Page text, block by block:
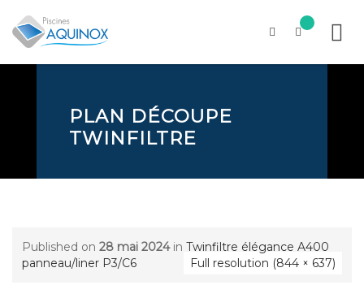
PLAN DÉCOUPE
TWINFILTRE
Published on 28 mai 2024in Twinfiltre élégance A400
panneau/liner P3/C6
Full resolution (844 × 637)